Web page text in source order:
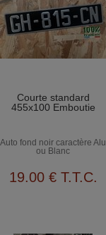
Courte standard
455x100 Emboutie
Auto fond noir caractère Alu
ou Blanc
19.00 € T.T.C.